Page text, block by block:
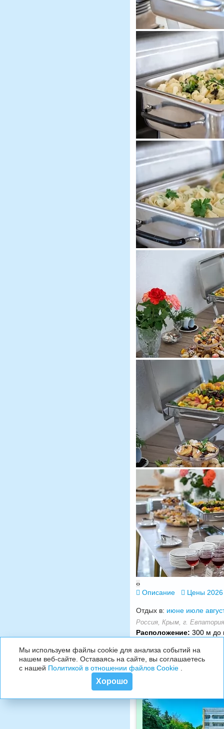
‹›
Описание Цены
Отдых в: июне июле
Россия, Крым, г.
Расположение: 300 м до
Мы используем файлы cookie для анализа событий на
нашем веб-сайте. Оставаясь на сайте, вы соглашаетесь
с нашей Политикой в отношении файлов Cookie.
Хорошо